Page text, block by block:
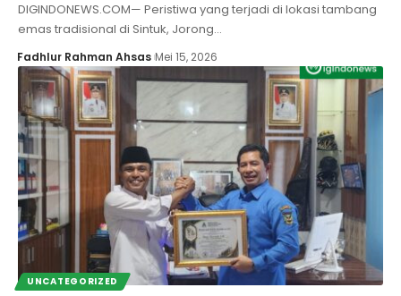
DIGINDONEWS.COM— Peristiwa yang terjadi di lokasi tambang
emas tradisional di Sintuk, Jorong…
Fadhlur Rahman Ahsas Mei 15, 2026
UNCATEGORIZED